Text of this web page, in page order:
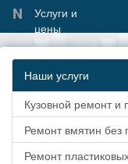
N
Услуги и
цены
Наши услуги
Кузовной ремонт и
Ремонт вмятин без
Ремонт